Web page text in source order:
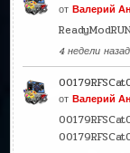
отВалерий
4 недели назад
отВалерий